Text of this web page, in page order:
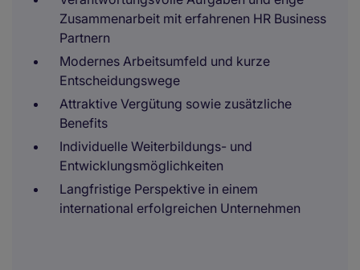
Zusammenarbeit mit erfahrenen HR Business
Partnern
Modernes Arbeitsumfeld und kurze
Entscheidungswege
Attraktive Vergütung sowie zusätzliche
Benefits
Individuelle Weiterbildungs- und
Entwicklungsmöglichkeiten
Langfristige Perspektive in einem
international erfolgreichen Unternehmen